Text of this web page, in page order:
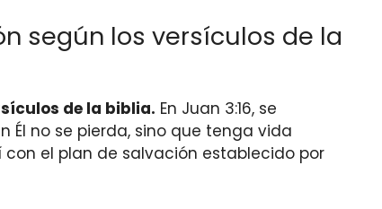
según los versículos de la
de la biblia. En Juan 3:16, se
no se pierda, sino que tenga vida
el plan de salvación establecido por